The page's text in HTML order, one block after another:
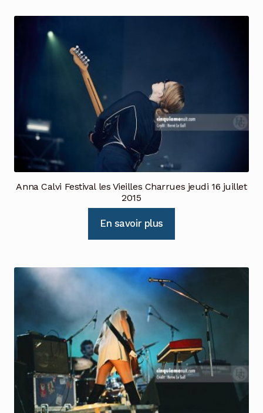
Anna Calvi Festival les Vieilles Charrues jeudi 16 juillet
2015
En savoir plus